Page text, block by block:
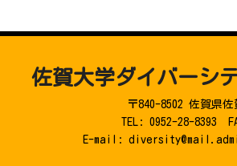
佐賀大学ダイバーシ
〒840-8502 佐賀県
TEL: 0952-28-8393
E-mail: